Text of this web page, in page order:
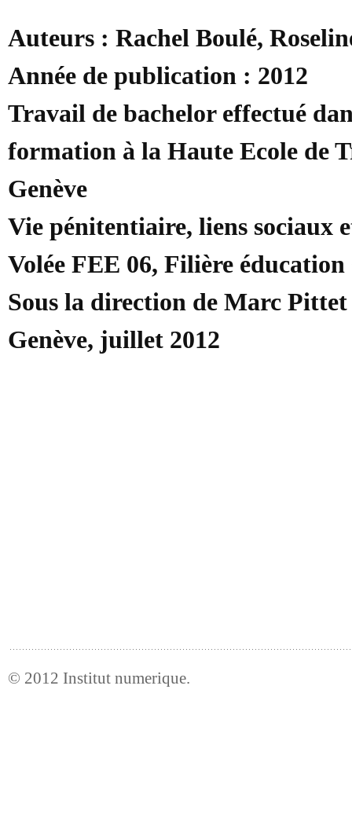
Auteurs : Rachel Boulé,
Année de publication : 2012
Travail de bachelor effectué
formation à la Haute Ecole de
Genève
Vie pénitentiaire, liens sociaux
Volée FEE 06, Filière éducation
Sous la direction de Marc Pittet
Genève, juillet 2012
© 2012 Institut numerique.